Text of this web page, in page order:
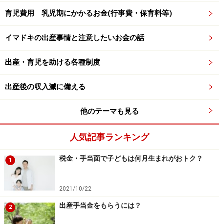
次ページ
で、選択制確定拠出年金と育児休業給付金の意
外な関係に迫ります。
い。
本記事の内容は一般的な情報提供を目的としており、特定の金融
商品や投資行動を推奨するものではありません。
投資や資産運用に関する最終的なご判断はご自身の責任において
行ってください。
掲載情報の正確性・完全性については十分に配慮しております
が、その内容を保証するものではなく、これに基づく損失・損害
などについて当社は一切の責任を負いません。
最新の情報や詳細については、必ず各金融機関やサービス提供者
の公式情報をご確認ください。
育児費用 乳児期にかかるお金(行事費・保育料等)
イマドキの出産事情と注意したいお金の話
出産・育児を助ける各種制度
出産後の収入減に備える
他のテーマも見る
人気記事ランキング
1 税金・手当面で子どもは何月生まれがおトク？
2021/10/22
2 出産手当金をもらうには？